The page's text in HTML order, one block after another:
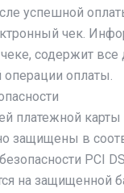
успешной
чек.
чеке, содержит
оплаты.
платежной карты
защищены в
PCI
на защищенной